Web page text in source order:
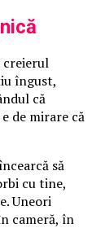
creierul
îngust,
că
de mirare că
să
cu tine,
Uneori
cameră, în